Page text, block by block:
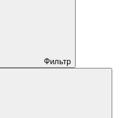
Фильтр